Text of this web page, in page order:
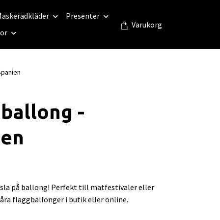
Presenter
Varukorg
-
på ballong! Perfekt till matfestivaler eller
flaggballonger i butik eller online.